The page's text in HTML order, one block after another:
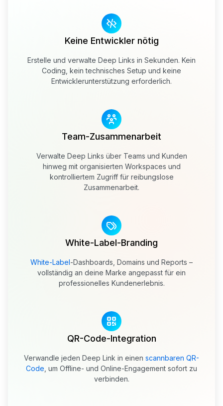
Keine Entwickler nötig
Erstelle und verwalte Deep Links in Sekunden. Kein
Coding, kein technisches Setup und keine
Entwicklerunterstützung erforderlich.
Team-Zusammenarbeit
Verwalte Deep Links über Teams und Kunden
hinweg mit organisierten Workspaces und
kontrolliertem Zugriff für reibungslose
Zusammenarbeit.
White-Label-Branding
White-Label-Dashboards, Domains und Reports –
vollständig an deine Marke angepasst für ein
professionelles Kundenerlebnis.
QR-Code-Integration
Verwandle jeden Deep Link in einen scannbaren QR-
Code , um Offline- und Online-Engagement sofort zu
verbinden.